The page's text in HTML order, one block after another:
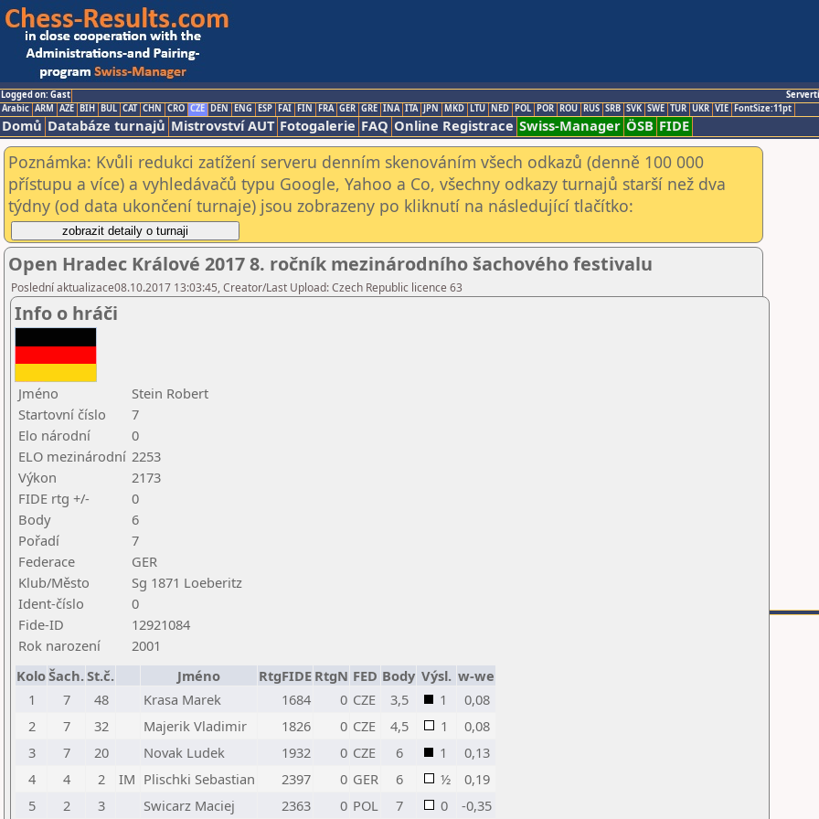
Logged on: Gast
Arabic ARM AZE BIH BUL CAT CHN CRO CZE DEN ENG ESP FAI FIN FRA GER GRE INA ITA JPN MKD LTU NED POL POR ROU RUS SRB SVK SWE TUR UKR VIE FontSize:11pt
Domů Databáze turnajů Mistrovství AUT Fotogalerie FAQ Online Registrace Swiss-Manager ÖSB FIDE
Poznámka: Kvůli redukci zatížení serveru denním skenováním všech odkazů (denně 100 000
přístupu a více) a vyhledávačů typu Google, Yahoo a Co, všechny odkazy turnajů starší než dva
týdny (od data ukončení turnaje) jsou zobrazeny po kliknutí na následující tlačítko:
Open Hradec Králové 2017 8. ročník mezinárodního šachového festivalu
Poslední aktualizace08.10.2017 13:03:45, Creator/Last Upload: Czech Republic licence 63
Info o hráči
Jméno
Stein Robert
Startovní číslo
7
Elo národní
0
ELO mezinárodní 2253
Výkon
2173
FIDE rtg +/-
0
Body
6
Pořadí
7
Federace
GER
Klub/Město
Sg 1871 Loeberitz
Ident-číslo
0
Fide-ID
12921084
Rok narození
2001
KoloŠach.St.č. Jméno RtgFIDE RtgN FED Body Výsl. w-we
1
7 48 Krasa Marek 1684 0 CZE 3,5 1
0,08
2
7 32 Majerik Vladimir 1826 0 CZE 4,5 1
0,08
3
7 20 Novak Ludek 1932 0 CZE 6 1
0,13
4
4 2 IM Plischki Sebastian 2397 0 GER 6 ½
0,19
5
2 3 Swicarz Maciej 2363 0 POL 7 0 -0,35